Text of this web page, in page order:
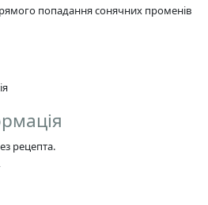
попадання сонячних променів
рецепта.